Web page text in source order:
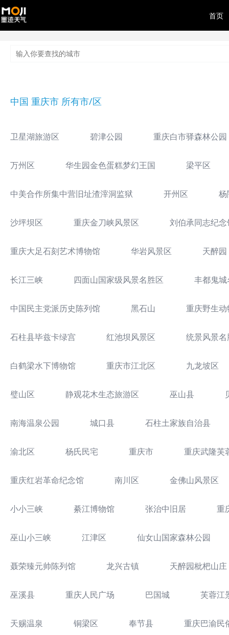
首页
中国 重庆市 所有市/区
卫星湖旅游区 碧津公园 重庆白市驿森林公园
万州区 华生园金色蛋糕梦幻王国 梁平区
中美合作所集中营旧址渣滓洞监狱 开州区 杨
沙坪坝区 重庆金刀峡风景区 刘伯承同志纪念
重庆大足石刻艺术博物馆 华岩风景区 天醉园
长江三峡 四面山国家级风景名胜区 丰都鬼
中国民主党派历史陈列馆 黑石山 重庆野生
石柱县毕兹卡绿宫 红池坝风景区 统景风景
白鹤梁水下博物馆 重庆市江北区 九龙坡区
璧山区 静观花木生态旅游区 巫山县
南海温泉公园 城口县 石柱土家族自治县
渝北区 杨氏民宅 重庆市 重庆武隆芙
重庆红岩革命纪念馆 南川区 金佛山风景区
小小三峡 綦江博物馆 张治中旧居 重
巫山小三峡 江津区 仙女山国家森林公园
聂荣臻元帅陈列馆 龙兴古镇 天醉园枇杷山庄
巫溪县 重庆人民广场 巴国城 芙蓉江
天赐温泉 铜梁区 奉节县 重庆巴渝民